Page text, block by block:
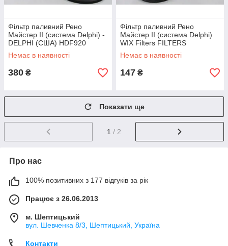
Фільтр паливний Рено
Майстер ІІ (система Delphi) -
DELPHI (США) HDF920
Немає в наявності
380 ₴
Фільтр паливний Рено
Майстер ІІ (система Delphi)
WIX Filters FILTERS
(Польща) - WF8315
Немає в наявності
147 ₴
Показати ще
1 / 2
Про нас
100% позитивних з 177 відгуків за рік
Працює з 26.06.2013
м. Шептицький
вул. Шевченка 8/3, Шептицький, Україна
Контакти